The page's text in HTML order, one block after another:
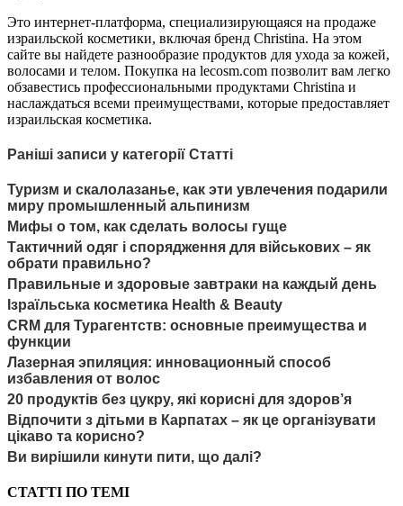
Это интернет-платформа, специализирующаяся на продаже
израильской косметики, включая бренд Christina. На этом
сайте вы найдете разнообразие продуктов для ухода за кожей,
волосами и телом. Покупка на lecosm.com позволит вам легко
обзавестись профессиональными продуктами Christina и
наслаждаться всеми преимуществами, которые предоставляет
израильская косметика.
Раніші записи у категорії Статті
Туризм и скалолазанье, как эти увлечения подарили
миру промышленный альпинизм
Мифы о том, как сделать волосы гуще
Тактичний одяг і спорядження для військових – як
обрати правильно?
Правильные и здоровые завтраки на каждый день
Ізраїльська косметика Health & Beauty
CRM для Турагентств: основные преимущества и
функции
Лазерная эпиляция: инновационный способ
избавления от волос
20 продуктів без цукру, які корисні для здоров’я
Відпочити з дітьми в Карпатах – як це організувати
цікаво та корисно?
Ви вирішили кинути пити, що далі?
СТАТТІ ПО ТЕМІ